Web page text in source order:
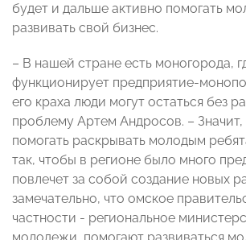
будет и дальше активно помогать
развивать свой бизнес.
– В нашей стране есть моногорода,
функционирует предприятие-
его краха люди могут остаться без
проблему Артем Андросов. –
помогать раскрывать молодым
так, чтобы в регионе было много
повлечет за собой создание новых
замечательно, что омское
частности - региональное